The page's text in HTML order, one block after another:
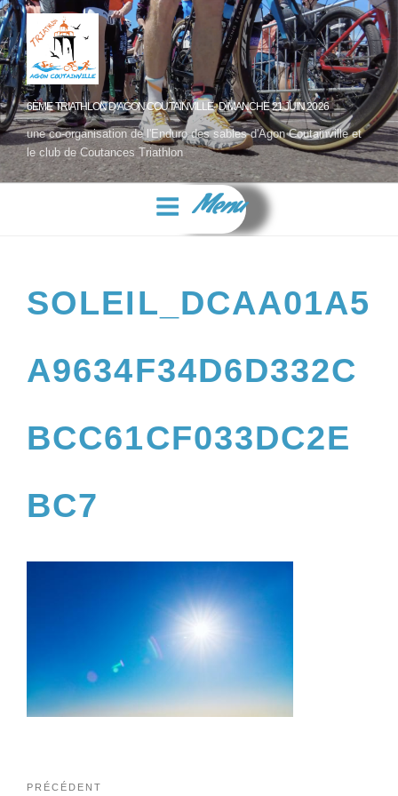
6ÈME TRIATHLON D'AGON COUTAINVILLE- DIMANCHE 21 JUIN 2026
une co-organisation de l'Enduro des sables d'Agon Coutainville et
le club de Coutances Triathlon
Menu
SOLEIL_DCAA01A5
A9634F34D6D332C
BCC61CF033DC2E
BC7
PRÉCÉDENT